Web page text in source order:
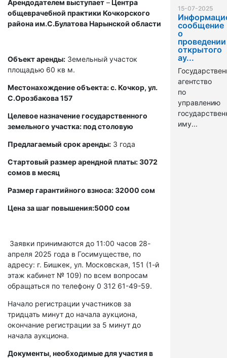
Арендодателем выступает –Центра
общеврачебной практики Кочкорского
района им.С.Булатова Нарынской области
Объект аренды: Земельный участок
площадью 60 кв м.
Местонахождение объекта: с. Кочкор, ул.
С.Орозбакова 157
Целевое назначение государственного
земельного участка: под столовую
Предлагаемый срок аренды: 3 года
Стартовый размер арендной платы: 3072
сомов в месяц
Размер гарантийного взноса: 32000 сом
Цена за шаг повышения:5000 сом
Заявки принимаются до 11:00 часов 28-
апреля 2025 года в Госимуществе, по
адресу: г. Бишкек, ул. Московская, 151 (1-й
этаж кабинет № 109) по всем вопросам
обращаться по телефону 0 312 61-49-59.
Начало регистрации участников за
тридцать минут до начала аукциона,
окончание регистрации за 5 минут до
начала аукциона.
Документы, необходимые для участия в
15-07-2025
сообщение
о
проведении
открытого
ау...
агентство
по
управлению
иму...